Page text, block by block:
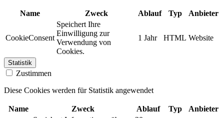
Name Zweck Ablauf Typ Anbieter
CookieConsent
Speichert Ihre
Einwilligung zur
Verwendung von
Cookies.
1 Jahr HTML Website
Statistik
Zustimmen
Diese Cookies werden für Statistik angewendet
Name Zweck Ablauf Typ
Anbieter